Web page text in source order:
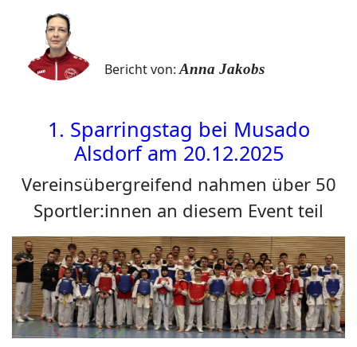
Bericht von:Anna Jakobs
1. Sparringstag bei Musado
Alsdorf am 20.12.2025
Vereinsübergreifend nahmen über 50
Sportler:innen an diesem Event teil